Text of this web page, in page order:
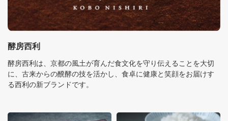
酵房西利
酵房西利は、京都の風土が育んだ食文化を守り伝えることを大切
に、古来からの醗酵の技を活かし、食卓に健康と笑顔をお届けす
る西利の新ブランドです。